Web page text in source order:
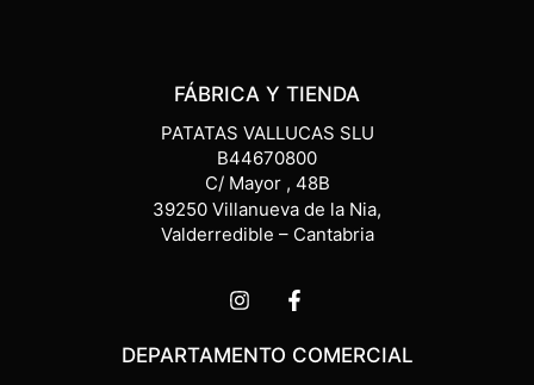
FÁBRICA Y TIENDA
PATATAS VALLUCAS SLU
B44670800
C/ Mayor , 48B
39250 Villanueva de la Nia,
Valderredible – Cantabria
DEPARTAMENTO COMERCIAL